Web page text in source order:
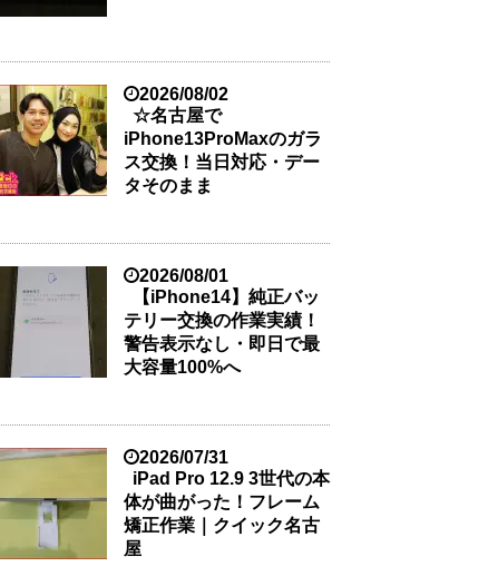
2026/08/02
☆名古屋で
iPhone13ProMaxのガラ
ス交換！当日対応・デー
タそのまま
2026/08/01
【iPhone14】純正バッ
テリー交換の作業実績！
警告表示なし・即日で最
大容量100%へ
2026/07/31
iPad Pro 12.9 3世代の本
体が曲がった！フレーム
矯正作業｜クイック名古
屋